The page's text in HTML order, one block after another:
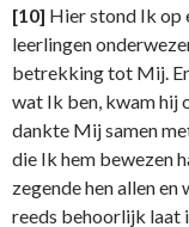
[10] Hier stond Ik op
leerlingen
betrekking tot Mij.
wat Ik ben, kwam hij
dankte Mij samen
die Ik hem bewezen
zegende hen allen
reeds behoorlijk laat